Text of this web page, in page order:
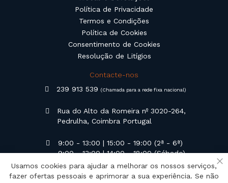
Política de Privacidade
Termos e Condições
Política de Cookies
Consentimento de Cookies
Resolução de Litígios
Contacte-nos
239 913 539(Chamada para a rede fixa nacional)
Rua do Alto da Romeira nº 3020-264,
Pedrulha, Coimbra Portugal
9:00 - 13:00 | 15:00 - 19:00 (2ª - 6ª)
9:00 - 13:00 | 14:00 - 18:00 (Sábado)
geral@campilusa.pt
Usamos cookies para ajudar a melhorar os nossos serviços,
fazer ofertas pessoais e aprimorar a sua experiência. Se não